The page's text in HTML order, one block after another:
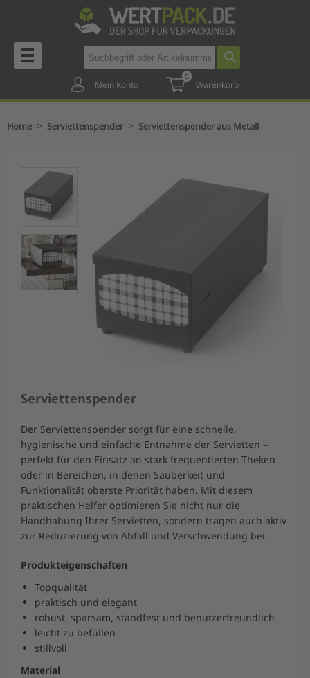
Mein Konto
0
Warenkorb
Home > Serviettenspender > Serviettenspender aus Metall
Serviettenspender
Der Serviettenspender sorgt für eine schnelle,
hygienische und einfache Entnahme der Servietten –
perfekt für den Einsatz an stark frequentierten Theken
oder in Bereichen, in denen Sauberkeit und
Funktionalität oberste Priorität haben. Mit diesem
praktischen Helfer optimieren Sie nicht nur die
Handhabung Ihrer Servietten, sondern tragen auch aktiv
zur Reduzierung von Abfall und Verschwendung bei.
Produkteigenschaften
Topqualität
praktisch und elegant
robust, sparsam, standfest und benutzerfreundlich
leicht zu befüllen
stillvoll
Material